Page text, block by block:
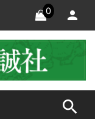
0
search